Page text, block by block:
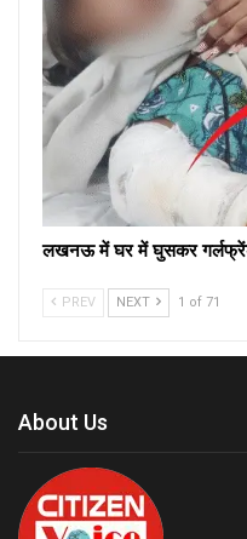
लखनऊ में घर में घुसकर गर्लफ्रेंड
PREV NEXT 1 of 71
About Us